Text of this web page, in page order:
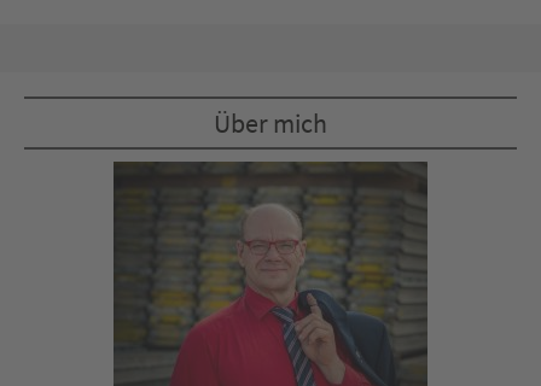
Über mich